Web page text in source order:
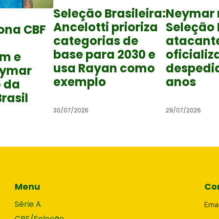
CBF
e
da
Seleção Brasileira:
Ancelotti prioriza
categorias de
base para 2030 e
usa Rayan como
exemplo
30/07/2026
Neymar
Seleção
anos
29/07/2026
Menu
Série A